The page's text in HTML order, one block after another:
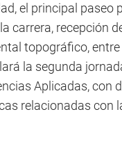
el principal paseo
carrera, recepción
topográfico,
la segunda
Aplicadas, con
relacionadas con